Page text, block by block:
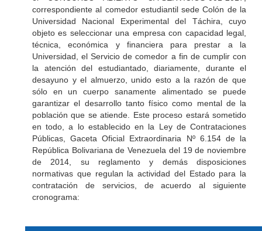
correspondiente al comedor estudiantil sede Colón de la
Universidad Nacional Experimental del Táchira, cuyo
objeto es seleccionar una empresa con capacidad legal,
técnica, económica y financiera para prestar a la
Universidad, el Servicio de comedor a fin de cumplir con
la atención del estudiantado, diariamente, durante el
desayuno y el almuerzo, unido esto a la razón de que
sólo en un cuerpo sanamente alimentado se puede
garantizar el desarrollo tanto físico como mental de la
población que se atiende. Este proceso estará sometido
en todo, a lo establecido en la Ley de Contrataciones
Públicas, Gaceta Oficial Extraordinaria Nº 6.154 de la
República Bolivariana de Venezuela del 19 de noviembre
de 2014, su reglamento y demás disposiciones
normativas que regulan la actividad del Estado para la
contratación de servicios, de acuerdo al siguiente
cronograma: